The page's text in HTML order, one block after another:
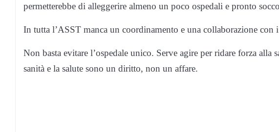
permetterebbe di alleggerire almeno un poco ospedali e pronto
In tutta l’ASST manca un coordinamento e una collaborazione con
Non basta evitare l’ospedale unico. Serve agire per ridare forza alla
sanità e la salute sono un diritto, non un affare.